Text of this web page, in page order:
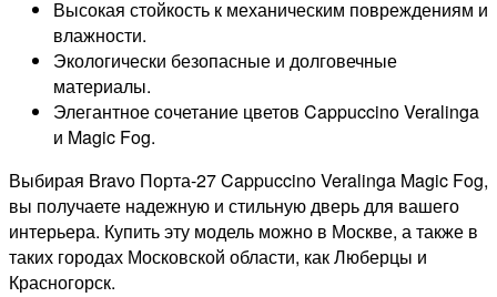
Высокая стойкость к механическим повреждениям и
влажности.
Экологически безопасные и долговечные
материалы.
Элегантное сочетание цветов Cappuccino Veralinga
и Magic Fog.
Выбирая Bravo Порта-27 Cappuccino Veralinga Magic Fog,
вы получаете надежную и стильную дверь для вашего
интерьера. Купить эту модель можно в Москве, а также в
таких городах Московской области, как Люберцы и
Красногорск.